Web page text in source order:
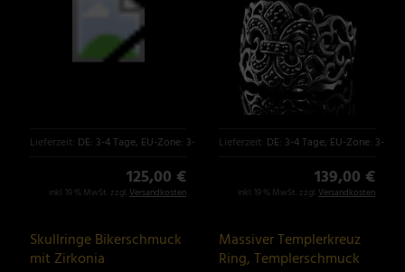
Lieferzeit: DE: 3-4 Tage, EU-Zone: 3-6 Tage
125,00 €
inkl. 19 % MwSt. zzgl. Versandkosten
Lieferzeit: DE: 3-4 Tage, EU-Zone: 3-6
139,00 €
inkl. 19 % MwSt. zzgl. Versandkosten
Skullringe Bikerschmuck
mit Zirkonia
Massiver Templerkreuz
Ring, Templerschmuck